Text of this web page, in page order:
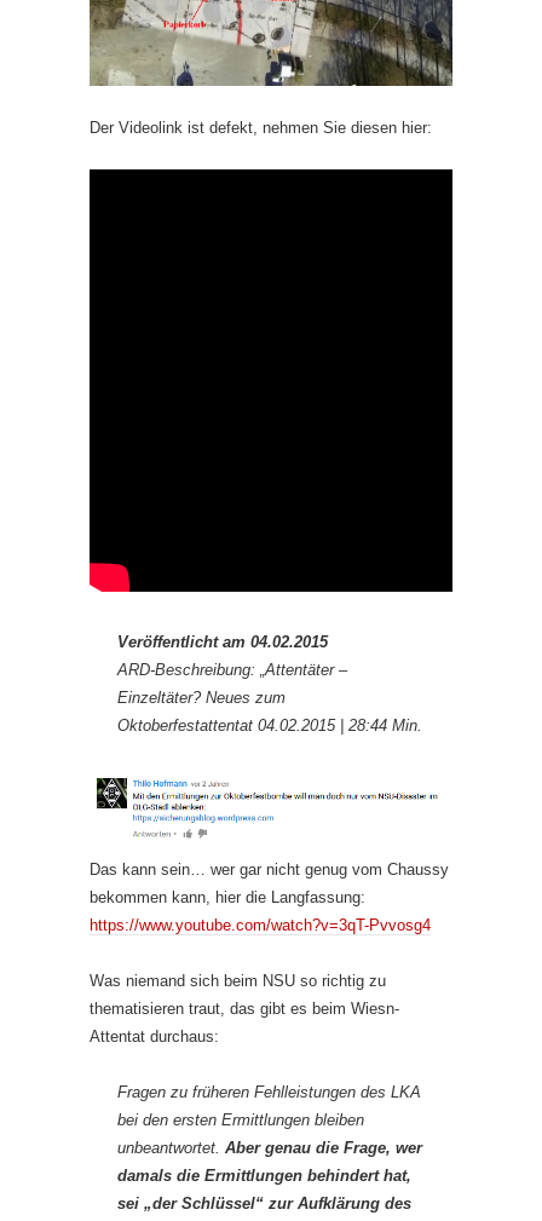
Der Videolink ist defekt, nehmen Sie diesen hier:
Veröffentlicht am 04.02.2015
ARD-Beschreibung: „Attentäter –
Einzeltäter? Neues zum
Oktoberfestattentat 04.02.2015 | 28:44 Min.
Das kann sein… wer gar nicht genug vom Chaussy
bekommen kann, hier die Langfassung:
https://www.youtube.com/watch?v=3qT-Pvvosg4
Was niemand sich beim NSU so richtig zu
thematisieren traut, das gibt es beim Wiesn-
Attentat durchaus:
Fragen zu früheren Fehlleistungen des LKA
bei den ersten Ermittlungen bleiben
unbeantwortet. Aber genau die Frage, wer
damals die Ermittlungen behindert hat,
sei „der Schlüssel“ zur Aufklärung des